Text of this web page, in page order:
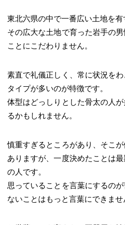
東北六県の中で一番広い土地を有
その広大な土地で育った岩手の
ことにこだわりません。
素直で礼儀正しく、常に状況を
タイプが多いのが特徴です。
体型はどっしりとした骨太の人
るかもしれません。
慎重すぎるところがあり、そこ
ありますが、一度決めたことは最
の人です。
思っていることを言葉にするの
ないことはもっと言葉にできませ